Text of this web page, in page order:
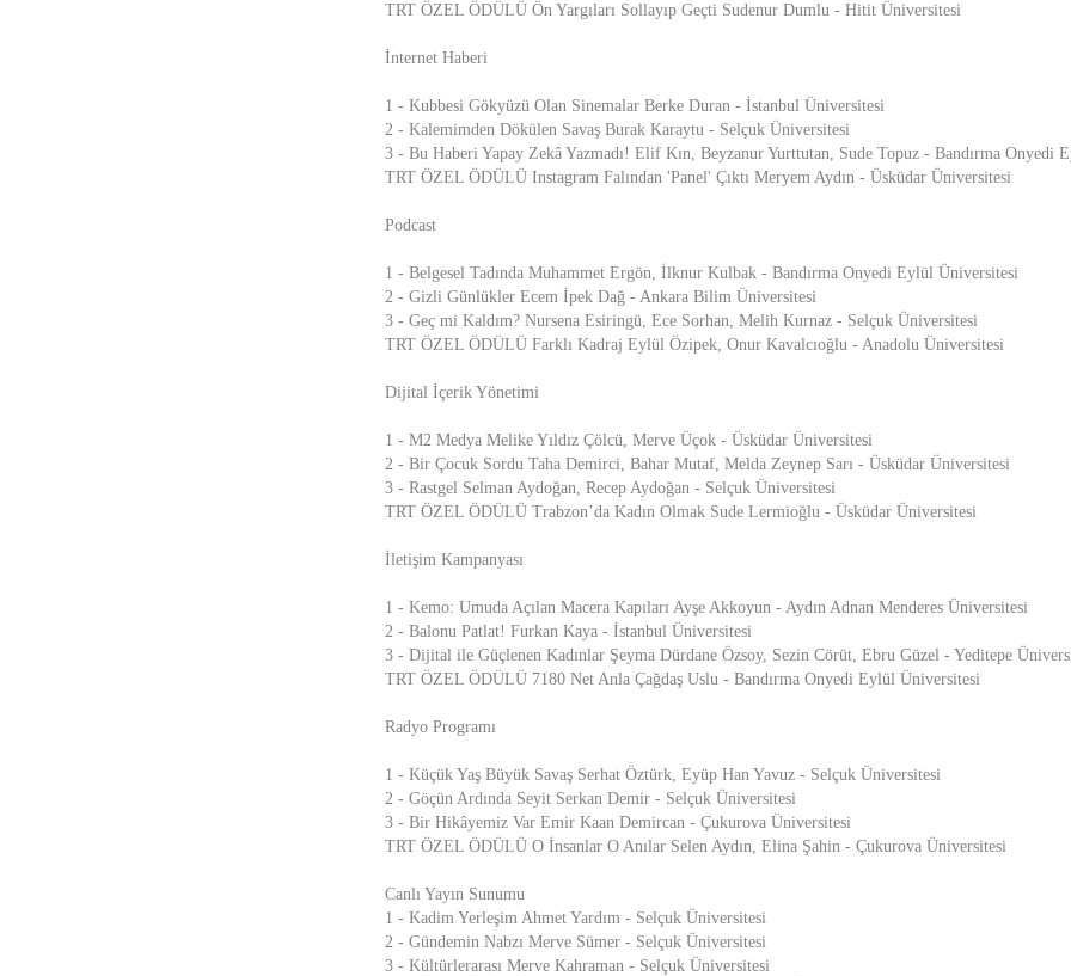
TRT ÖZEL ÖDÜLÜ Ön Yargıları Sollayıp Geçti Sudenur Dumlu - Hitit Üniversitesi
İnternet Haberi
1 - Kubbesi Gökyüzü Olan Sinemalar Berke Duran - İstanbul Üniversitesi
2 - Kalemimden Dökülen Savaş Burak Karaytu - Selçuk Üniversitesi
3 - Bu Haberi Yapay Zekâ Yazmadı! Elif Kın, Beyzanur Yurttutan, Sude Topuz - Bandırma Onyedi
TRT ÖZEL ÖDÜLÜ Instagram Falından 'Panel' Çıktı Meryem Aydın - Üsküdar Üniversitesi
Podcast
1 - Belgesel Tadında Muhammet Ergön, İlknur Kulbak - Bandırma Onyedi Eylül Üniversitesi
2 - Gizli Günlükler Ecem İpek Dağ - Ankara Bilim Üniversitesi
3 - Geç mi Kaldım? Nursena Esiringü, Ece Sorhan, Melih Kurnaz - Selçuk Üniversitesi
TRT ÖZEL ÖDÜLÜ Farklı Kadraj Eylül Özipek, Onur Kavalcıoğlu - Anadolu Üniversitesi
Dijital İçerik Yönetimi
1 - M2 Medya Melike Yıldız Çölcü, Merve Üçok - Üsküdar Üniversitesi
2 - Bir Çocuk Sordu Taha Demirci, Bahar Mutaf, Melda Zeynep Sarı - Üsküdar Üniversitesi
3 - Rastgel Selman Aydoğan, Recep Aydoğan - Selçuk Üniversitesi
TRT ÖZEL ÖDÜLÜ Trabzon’da Kadın Olmak Sude Lermioğlu - Üsküdar Üniversitesi
İletişim Kampanyası
1 - Kemo: Umuda Açılan Macera Kapıları Ayşe Akkoyun - Aydın Adnan Menderes Üniversitesi
2 - Balonu Patlat! Furkan Kaya - İstanbul Üniversitesi
3 - Dijital ile Güçlenen Kadınlar Şeyma Dürdane Özsoy, Sezin Cörüt, Ebru Güzel - Yeditepe
TRT ÖZEL ÖDÜLÜ 7180 Net Anla Çağdaş Uslu - Bandırma Onyedi Eylül Üniversitesi
Radyo Programı
1 - Küçük Yaş Büyük Savaş Serhat Öztürk, Eyüp Han Yavuz - Selçuk Üniversitesi
2 - Göçün Ardında Seyit Serkan Demir - Selçuk Üniversitesi
3 - Bir Hikâyemiz Var Emir Kaan Demircan - Çukurova Üniversitesi
TRT ÖZEL ÖDÜLÜ O İnsanlar O Anılar Selen Aydın, Elina Şahin - Çukurova Üniversitesi
Canlı Yayın Sunumu
1 - Kadim Yerleşim Ahmet Yardım - Selçuk Üniversitesi
2 - Gündemin Nabzı Merve Sümer - Selçuk Üniversitesi
3 - Kültürlerarası Merve Kahraman - Selçuk Üniversitesi